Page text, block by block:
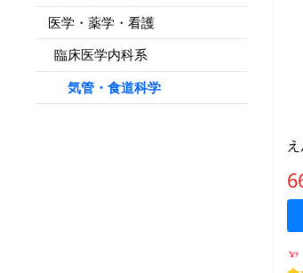
医学・薬学・看護
臨床医学内科系
気管・食道科学